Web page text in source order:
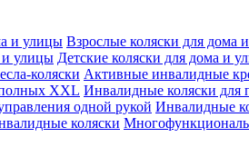
Взрослые коляски для дома
Детские коляски для дома и
Активные инвалидные
Инвалидные коляски
Инвалидные